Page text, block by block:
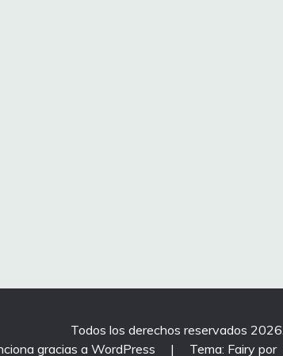
Todos los derechos reservados 2026.
gracias a WordPress
| Tema: Fairy por